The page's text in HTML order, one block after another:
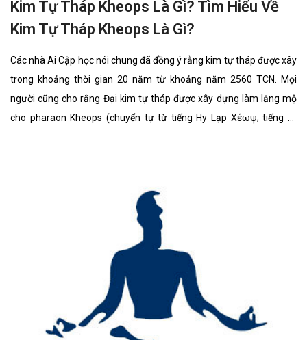
Kim Tự Tháp Kheops Là Gì? Tìm Hiểu Về
Kim Tự Tháp Kheops Là Gì?
Các nhà Ai Cập học nói chung đã đồng ý rằng kim tự tháp được xây
trong khoảng thời gian 20 năm từ khoảng năm 2560 TCN. Mọi
người cũng cho rằng Đại kim tự tháp được xây dựng làm lăng mộ
cho pharaon Kheops (chuyển tự từ tiếng Hy Lạp Χέωψ; tiếng Ai